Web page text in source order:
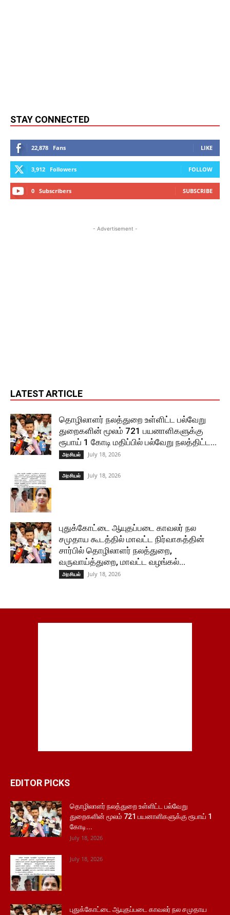
STAY CONNECTED
22,878 Fans LIKE
3,912 Followers FOLLOW
0 Subscribers SUBSCRIBE
- Advertisement -
LATEST ARTICLE
தொழிலாளர் நலத்துறை உள்ளிட்ட பல்வேறு
துறைகளின் மூலம் 721 பயனாளிகளுக்கு
ரூபாய் 1 கோடி மதிப்பில் பல்வேறு நலத்திட்ட...
அரசியல் July 18, 2026
அரசியல் July 18, 2026
புதுக்கோட்டை ஆயுதப்படை காவலர் நல
சமுதாய கூடத்தில் மாவட்ட நிர்வாகத்தின்
சார்பில் தொழிலாளர் நலத்துறை,
வருவாய்த்துறை, மாவட்ட வழங்கல்...
அரசியல் July 18, 2026
EDITOR PICKS
தொழிலாளர் நலத்துறை உள்ளிட்ட பல்வேறு
துறைகளின் மூலம் 721 பயனாளிகளுக்கு ரூபாய் 1
கோடி...
July 18, 2026
July 18, 2026
புதுக்கோட்டை ஆயுதப்படை காவலர் நல சமுதாய